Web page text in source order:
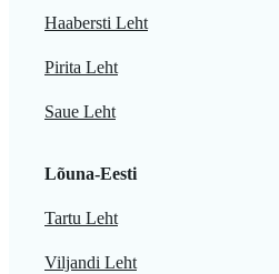
Haabersti Leht
Pirita Leht
Saue Leht
Lõuna-Eesti
Tartu Leht
Viljandi Leht